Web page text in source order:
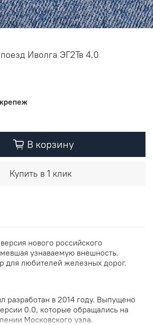
Иволга ЭГ2Тв 4.0
В корзину
Купить в 1 клик
нового российского
узнаваемую внешность.
для любителей железных дорог.
разработан в 2014 году. Выпущено
0.0, которые обращались на
Московского узла.